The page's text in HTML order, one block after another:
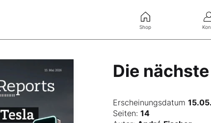
Shop
Die
Erscheinungsdatum
Seiten:14